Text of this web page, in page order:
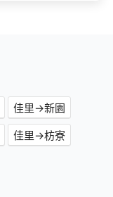
佳里→新園
佳里→枋寮